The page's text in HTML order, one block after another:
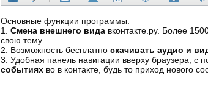
Основные функции программы:
1. Смена внешнего вида вконтакте.ру. Более
свою тему.
2. Возможность бесплатно скачивать аудио и
3. Удобная панель навигации вверху браузера, с
событиях во в контакте, будь то приход нового